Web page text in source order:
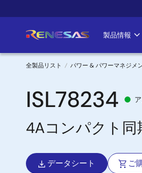
イ
ン
製品情報
パ
ン
く
ず
全製品リスト パワー & パワーマネジメ
ISL78234
4Aコンパクト同
データシート ご